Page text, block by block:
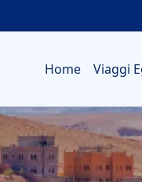
Home Viaggi